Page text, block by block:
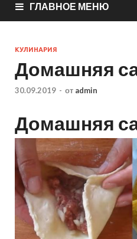
ГЛАВНОЕ МЕНЮ
КУЛИНАРИЯ
Домашняя
30.09.2019 - от admin
Домашняя